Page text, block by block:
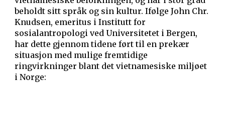
beholdt sitt språk og sin kultur. Ifølge John Chr.
Knudsen, emeritus i Institutt for
sosialantropologi ved Universitetet i Bergen,
har dette gjennom tidene ført til en prekær
situasjon med mulige fremtidige
ringvirkninger blant det vietnamesiske miljøet
i Norge: